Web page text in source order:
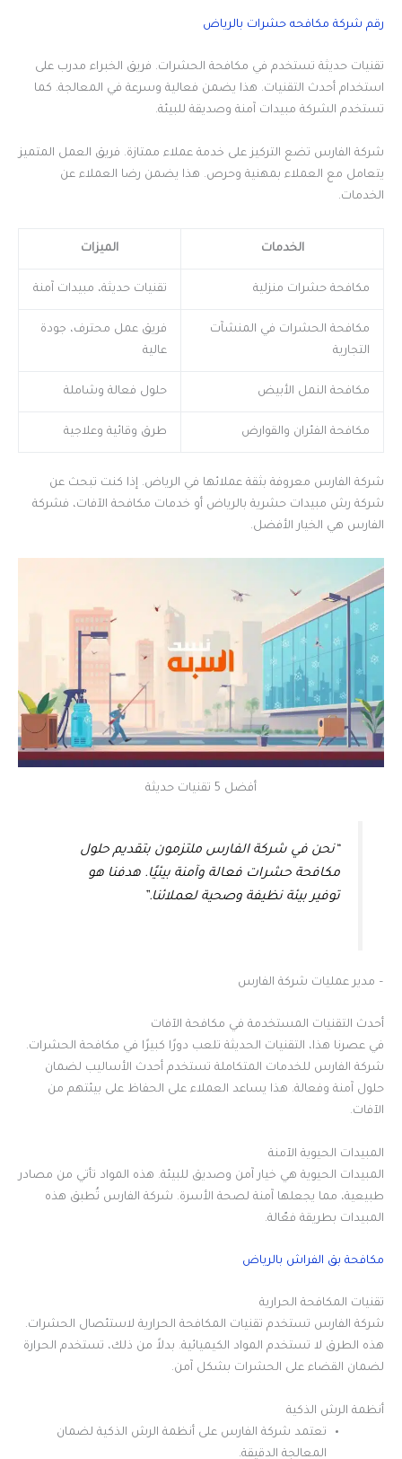
رقم شركة مكافحه حشرات بالرياض
تقنيات حديثة تستخدم في مكافحة الحشرات. فريق الخبراء مدرب على
استخدام أحدث التقنيات. هذا يضمن فعالية وسرعة في المعالجة. كما
تستخدم الشركة مبيدات آمنة وصديقة للبيئة.
شركة الفارس تضع التركيز على خدمة عملاء ممتازة. فريق العمل المتميز
يتعامل مع العملاء بمهنية وحرص. هذا يضمن رضا العملاء عن
الخدمات.
الخدمات الميزات
مكافحة حشرات منزلية تقنيات حديثة، مبيدات آمنة
مكافحة الحشرات في المنشآت
التجارية
فريق عمل محترف، جودة
عالية
مكافحة النمل الأبيض حلول فعالة وشاملة
مكافحة الفئران والقوارض طرق وقائية وعلاجية
شركة الفارس معروفة بثقة عملائها في الرياض. إذا كنت تبحث عن
شركة رش مبيدات حشرية بالرياض أو خدمات مكافحة الآفات، فشركة
الفارس هي الخيار الأفضل.
أفضل 5 تقنيات حديثة
“نحن في شركة الفارس ملتزمون بتقديم حلول
مكافحة حشرات فعالة وآمنة بيئيًا. هدفنا هو
توفير بيئة نظيفة وصحية لعملائنا.”
– مدير عمليات شركة الفارس
أحدث التقنيات المستخدمة في مكافحة الآفات
في عصرنا هذا، التقنيات الحديثة تلعب دورًا كبيرًا في مكافحة الحشرات.
شركة الفارس للخدمات المتكاملة تستخدم أحدث الأساليب لضمان
حلول آمنة وفعالة. هذا يساعد العملاء على الحفاظ على بيئتهم من
الآفات.
المبيدات الحيوية الآمنة
المبيدات الحيوية هي خيار آمن وصديق للبيئة. هذه المواد تأتي من مصادر
طبيعية، مما يجعلها آمنة لصحة الأسرة. شركة الفارس تُطبق هذه
المبيدات بطريقة فعّالة.
مكافحة بق الفراش بالرياض
تقنيات المكافحة الحرارية
شركة الفارس تستخدم تقنيات المكافحة الحرارية لاستئصال الحشرات.
هذه الطرق لا تستخدم المواد الكيميائية. بدلاً من ذلك، تستخدم الحرارة
لضمان القضاء على الحشرات بشكل آمن.
أنظمة الرش الذكية
تعتمد شركة الفارس على أنظمة الرش الذكية لضمان
المعالجة الدقيقة.